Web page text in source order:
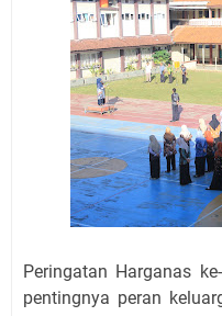
Peringatan Harganas
pentingnya peran